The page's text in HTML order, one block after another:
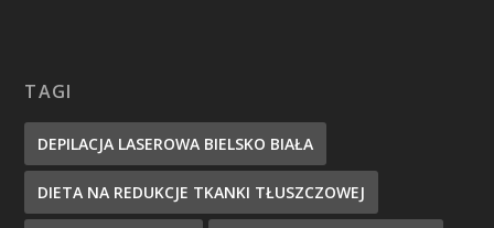
TAGI
DEPILACJA LASEROWA BIELSKO BIAŁA
DIETA NA REDUKCJE TKANKI TŁUSZCZOWEJ